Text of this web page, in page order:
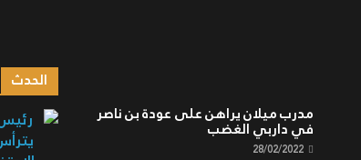
مدرب ميلان يراهن على عودة بن ناصر
في داربي الغضب
28/02/2022
الحدث